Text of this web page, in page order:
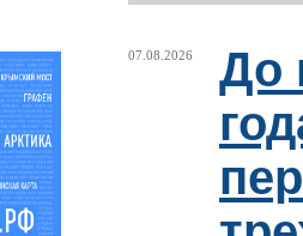
07.08.2026
До